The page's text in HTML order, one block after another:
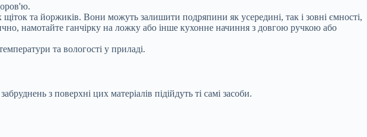
та йоржиків. Вони можуть залишити подряпини як усередині, так і зовні ємності,
намотайте ганчірку на ложку або інше кухонне начиння з довгою ручкою або
та вологості у приладі.
з поверхні цих матеріалів підійдуть ті самі засоби.